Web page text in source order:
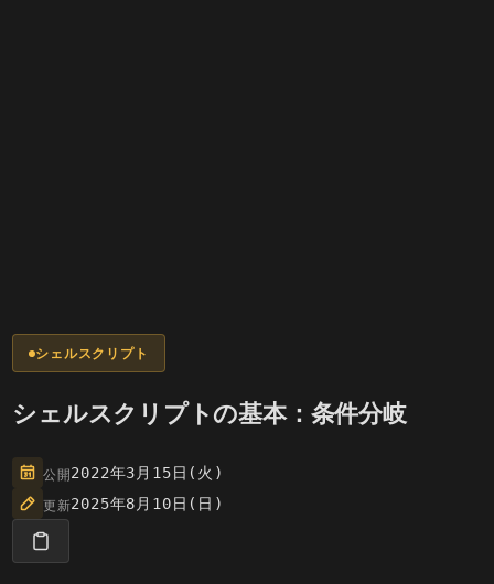
シェルスクリプト
シェルスクリプトの基本：条件分岐
公開2022年3月15日(火)
更新2025年8月10日(日)